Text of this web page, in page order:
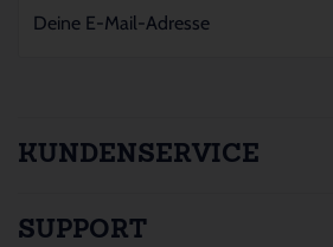
KUNDENSERVICE
SUPPORT